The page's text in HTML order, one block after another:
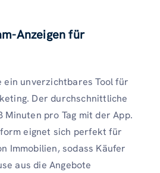
Anzeigen für
ein unverzichtbares Tool für
Der durchschnittliche
pro Tag mit der App.
eignet sich perfekt für
Immobilien, sodass Käufer
aus die Angebote